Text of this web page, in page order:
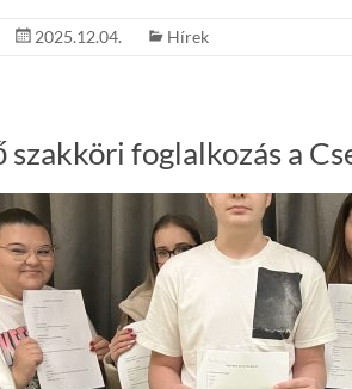
2025.12.04. Hírek
foglalkozás a